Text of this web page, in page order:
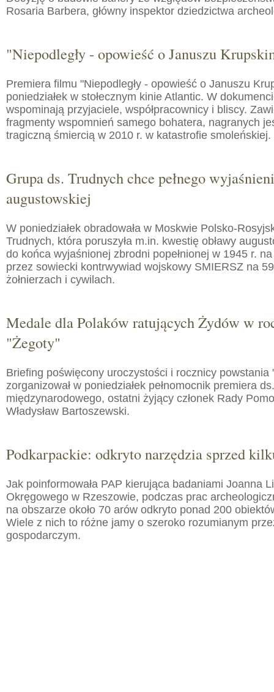
Rosaria Barbera, główny inspektor dziedzictwa
"Niepodległy - opowieść o Januszu
Premiera filmu "Niepodległy - opowieść o Januszu
poniedziałek w stołecznym kinie Atlantic. W
wspominają przyjaciele, współpracownicy i bliscy.
fragmenty wspomnień samego bohatera, nagranych
tragiczną śmiercią w 2010 r. w katastrofie smoleńskiej.
Grupa ds. Trudnych chce pełnego
augustowskiej
W poniedziałek obradowała w Moskwie Polsko-
Trudnych, która poruszyła m.in. kwestię obławy
do końca wyjaśnionej zbrodni popełnionej w 1945 r.
przez sowiecki kontrwywiad wojskowy SMIERSZ na
żołnierzach i cywilach.
Medale dla Polaków ratujących Żydów w
"Żegoty"
Briefing poświęcony uroczystości i rocznicy powstania
zorganizował w poniedziałek pełnomocnik premiera
międzynarodowego, ostatni żyjący członek Rady
Władysław Bartoszewski.
Podkarpackie: odkryto narzędzia sprzed
Jak poinformowała PAP kierująca badaniami Joanna
Okręgowego w Rzeszowie, podczas prac
na obszarze około 70 arów odkryto ponad 200
Wiele z nich to różne jamy o szeroko rozumianym
gospodarczym.